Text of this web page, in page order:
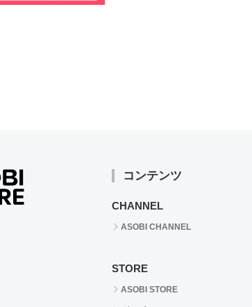
コンテンツ
CHANNEL
ASOBI CHANNEL
STORE
ASOBI STORE